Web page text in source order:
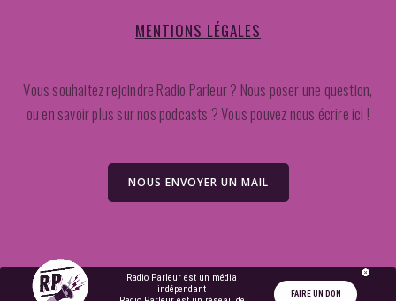
MENTIONS LÉGALES
Vous souhaitez rejoindre Radio Parleur ? Nous poser une question,
ou en savoir plus sur nos podcasts ? Vous pouvez nous écrire ici !
NOUS ENVOYER UN MAIL
2026 Radio Parleur. Created for free using WordPress andKubio
Radio Parleur est un média
indépendant
FAIRE UN DON